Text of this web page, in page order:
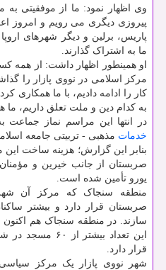
وی اظهار نمود: ما از موفقیتی به
پیروزی دیگری می رویم و امروز
پاریس، برلین و دیگر شهرهای
ما به اشتراک گذارند.
کار را ادامه دادیم، با ما همکاری
به کدام دین و ملت تعلق داریم، ما
در انتها این مراسم نماز جماعت
خدمات مذهبی - تربیتی جامعه
بنابر این گزارش؛ هزینه ساخت این
یورو تأمین شده است.
منطقه سنجاک که مرکز آن
صربستان قرار دارد و بیشتر
این تعداد بیشتر
قرار دارد.
شهر نووی پازار یک مرکز